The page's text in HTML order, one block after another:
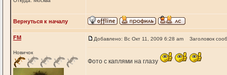
Вернуться к началу
FM
Новичок
Добавлено: Вс Окт 11, 2009 6:28 am Заголовок
Фото с каплями на глазу